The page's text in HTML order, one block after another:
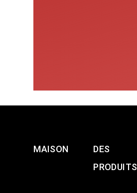
MAISON
DES
PRODUITS